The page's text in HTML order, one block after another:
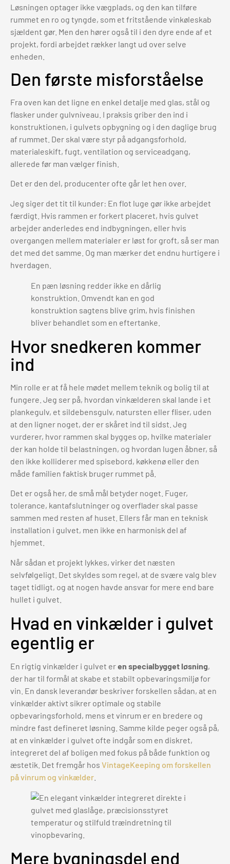
Løsningen optager ikke vægplads, og den kan tilføre
rummet en ro og tyngde, som et fritstående vinkøleskab
sjældent gør. Men den hører også til i den dyre ende af et
projekt, fordi arbejdet rækker langt ud over selve
enheden.
Den første misforståelse
Fra oven kan det ligne en enkel detalje med glas, stål og
flasker under gulvniveau. I praksis griber den ind i
konstruktionen, i gulvets opbygning og i den daglige brug
af rummet. Der skal være styr på adgangsforhold,
materialeskift, fugt, ventilation og serviceadgang,
allerede før man vælger finish.
Det er den del, producenter ofte går let hen over.
Jeg siger det tit til kunder: En flot luge gør ikke arbejdet
færdigt. Hvis rammen er forkert placeret, hvis gulvet
arbejder anderledes end indbygningen, eller hvis
overgangen mellem materialer er løst for groft, så ser man
det med det samme. Og man mærker det endnu hurtigere i
hverdagen.
En pæn løsning redder ikke en dårlig
konstruktion. Omvendt kan en god
konstruktion sagtens blive grim, hvis finishen
bliver behandlet som en eftertanke.
Hvor snedkeren kommer
ind
Min rolle er at få hele mødet mellem teknik og bolig til at
fungere. Jeg ser på, hvordan vinkælderen skal lande i et
plankegulv, et sildebensgulv, natursten eller fliser, uden
at den ligner noget, der er skåret ind til sidst. Jeg
vurderer, hvor rammen skal bygges op, hvilke materialer
der kan holde til belastningen, og hvordan lugen åbner, så
den ikke kolliderer med spisebord, køkkenø eller den
måde familien faktisk bruger rummet på.
Det er også her, de små mål betyder noget. Fuger,
tolerance, kantafslutninger og overflader skal passe
sammen med resten af huset. Ellers får man en teknisk
installation i gulvet, men ikke en harmonisk del af
hjemmet.
Når sådan et projekt lykkes, virker det næsten
selvfølgeligt. Det skyldes som regel, at de svære valg blev
taget tidligt, og at nogen havde ansvar for mere end bare
hullet i gulvet.
Hvad en vinkælder i gulvet
egentlig er
En rigtig vinkælder i gulvet eren specialbygget løsning,
der har til formål at skabe et stabilt opbevaringsmiljø for
vin. En dansk leverandør beskriver forskellen sådan, at en
vinkælder aktivt sikrer optimale og stabile
opbevaringsforhold, mens et vinrum er en bredere og
mindre fast defineret løsning. Samme kilde peger også på,
at en vinkælder i gulvet ofte indgår som en diskret,
integreret del af boligen med fokus på både funktion og
æstetik. Det fremgår hos VintageKeeping om forskellen
på vinrum og vinkælder
Mere bygningsdel end